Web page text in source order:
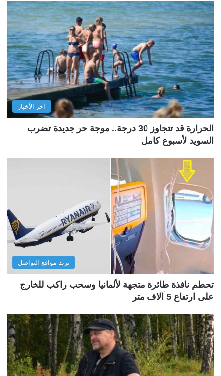
آخر الأخبار
الحرارة قد تتجاوز 30 درجة.. موجة حر جديدة تضرب
السويد لأسبوع كامل
ترند مواقع التواصل
تحطم نافذة طائرة متجهة لألمانيا وسحب راكب للخارج
على ارتفاع 5 آلاف متر